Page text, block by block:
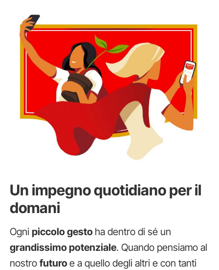
Un impegno quotidiano per il
domani
Ogni piccolo gesto ha dentro di sé un
grandissimo potenziale. Quando pensiamo al
nostro futuroe a quello degli altri e con tanti